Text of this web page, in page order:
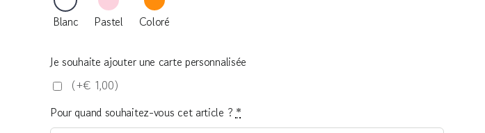
Blanc Pastel Coloré
Je souhaite ajouter une carte personnalisée
(+€ 1,00)
Pour quand souhaitez-vous cet article ? *